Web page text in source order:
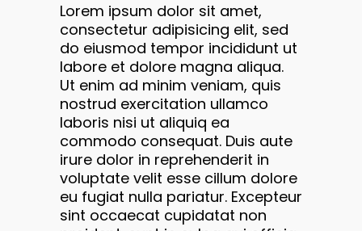
Lorem ipsum dolor sit amet,
consectetur adipisicing elit, sed
do eiusmod tempor incididunt ut
labore et dolore magna aliqua.
Ut enim ad minim veniam, quis
nostrud exercitation ullamco
laboris nisi ut aliquiq ea
commodo consequat. Duis aute
irure dolor in reprehenderit in
voluptate velit esse cillum dolore
eu fugiat nulla pariatur. Excepteur
sint occaecat cupidatat non